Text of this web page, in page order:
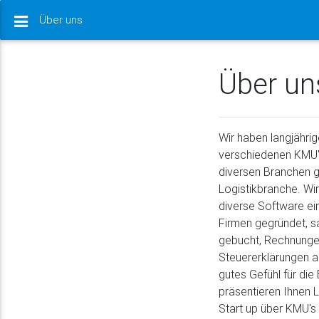
Über uns
Über
Wir haben
verschiedenen
diversen Branchen
Logistikbranche.
diverse Software
Firmen gegründet,
gebucht,
Steuererklärungen
gutes Gefühl für
präsentieren Ihnen
Start up über